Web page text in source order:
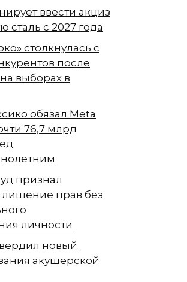
ввести акциз
сталь с 2027 года
столкнулась с
после
выборах в
обязал Meta
76,7 млрд
признал
прав без
личности
новый
акушерской